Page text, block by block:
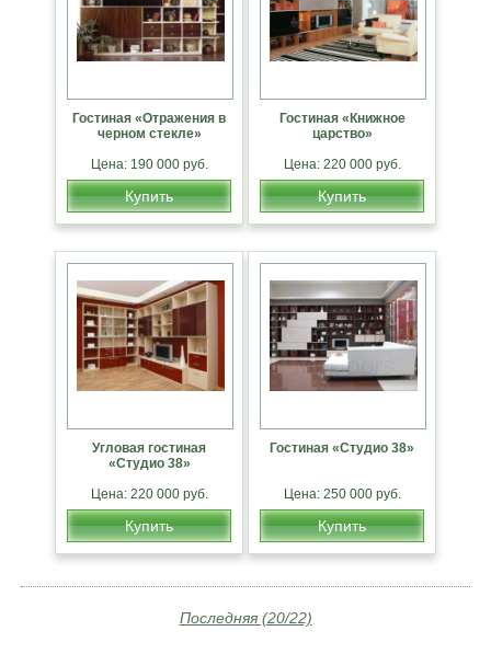
Гостиная «Отражения в
черном стекле»
Цена: 190 000 руб.
Купить
Гостиная «Книжное
царство»
Цена: 220 000 руб.
Купить
Угловая гостиная
«Студио 38»
Цена: 220 000 руб.
Купить
Гостиная «Студио 38»
Цена: 250 000 руб.
Купить
Последняя (20/22)